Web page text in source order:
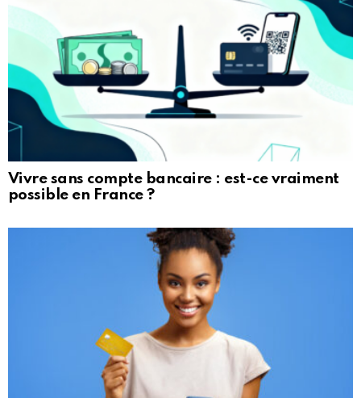
Vivre sans compte bancaire : est-ce vraiment
possible en France ?